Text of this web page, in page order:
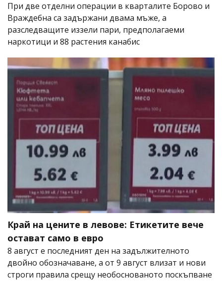
При две отделни операции в кварталите Борово и
Враждебна са задържани двама мъже, а
разследващите иззели пари, предполагаеми
наркотици и 88 растения канабис
Край на цените в левове: Етикетите вече
остават само в евро
8 август е последният ден на задължителното
двойно обозначаване, а от 9 август влизат и нови
строги правила срещу необоснованото поскъпване